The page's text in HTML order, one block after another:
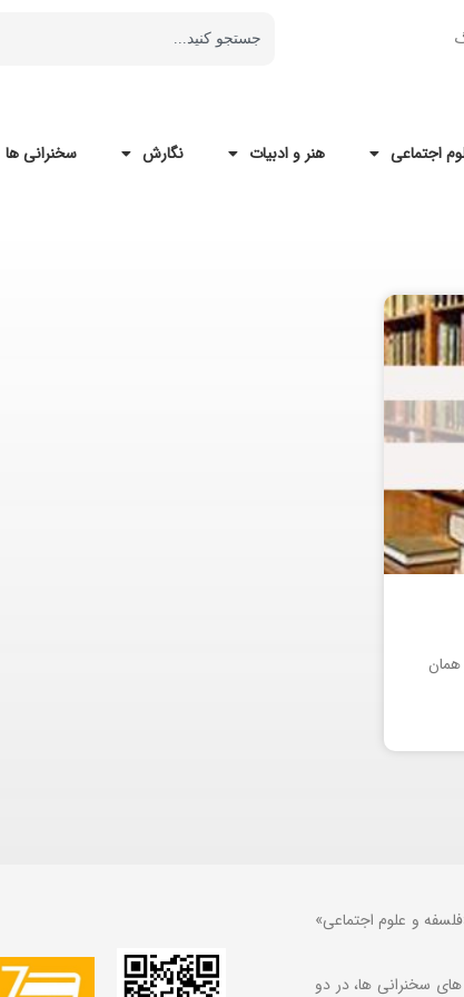
اجتماعی هنر و ادبیات نگارش سخنرانی ها
همان
و علوم اجتماعی»
سخنرانی ها، در دو